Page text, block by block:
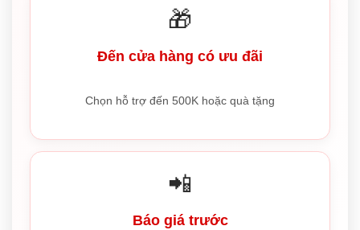
🎁
Đến cửa hàng có ưu đãi
Chọn hỗ trợ đến 500K hoặc quà tặng
📲
Báo giá trước